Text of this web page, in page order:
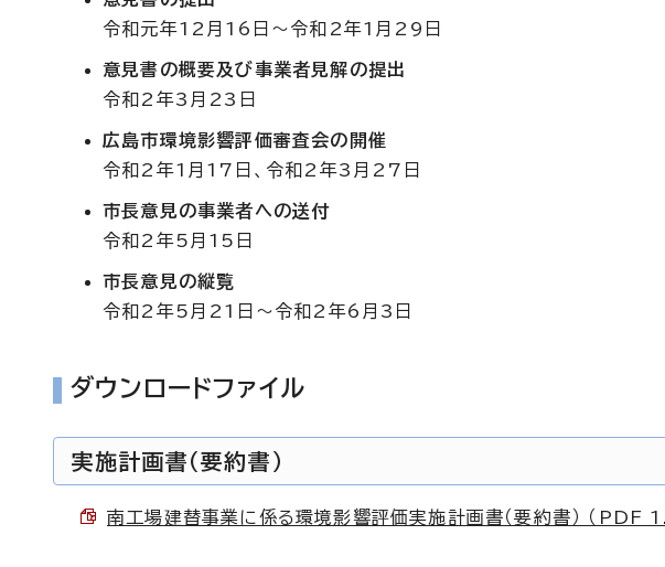
令和元年12月16日～令和2年1月29日
意見書の概要及び事業者見解の提出
令和2年3月23日
広島市環境影響評価審査会の開催
令和2年1月17日、令和2年3月27日
市長意見の事業者への送付
令和2年5月15日
市長意見の縦覧
令和2年5月21日～令和2年6月3日
ダウンロードファイル
実施計画書（要約書）
南工場建替事業に係る環境影響評価実施計画書（要約書） （PDF